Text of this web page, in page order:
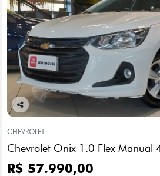
Co
arti
lhe
CHEVROLET
Chevrolet Onix 1.0 Flex Manual
R$ 57.990,00